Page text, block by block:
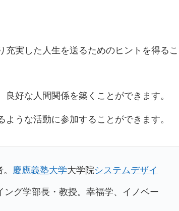
充実した人生を送るためのヒントを得るこ
好な人間関係を築くことができます。
うな活動に参加することができます。
慶應義塾大学大学院システムデザイ
グ学部長・教授。幸福学、イノベー